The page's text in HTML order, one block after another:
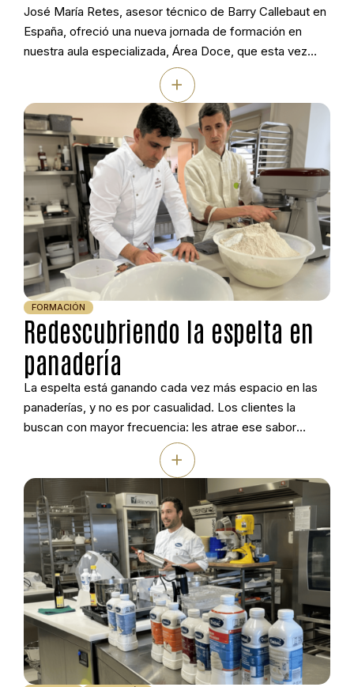
José María Retes, asesor técnico de Barry Callebaut en
España, ofreció una nueva jornada de formación en
nuestra aula especializada, Área Doce, que esta vez
estuvo dedicada al trabajo profesional con chocolate de
colores. Durante la sesión se explicó cómo utilizar la
gama de cinco tonalidades de Callebaut —negro, leche,
blanco, Gold y Ruby— como […]
+
Redescubriendo la espelta en
panadería
FORMACIÓN
La espelta está ganando cada vez más espacio en las
panaderías, y no es por casualidad. Los clientes la
buscan con mayor frecuencia: les atrae ese sabor
distinto y la sensación de estar ante un producto más
auténtico. Con esta idea como punto de partida, Jorge
Justel, técnico demostrador de Ireks Ibérica y panadero
de […]
+